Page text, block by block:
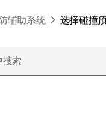
辅助系统 选择碰撞